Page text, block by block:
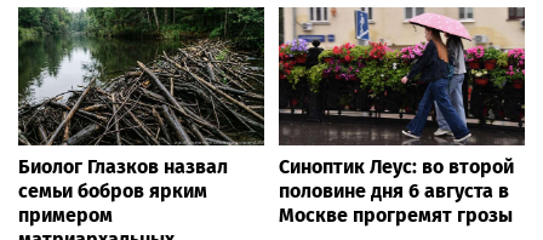
Биолог Глазков назвал
семьи бобров ярким
примером
Синоптик Леус: во второй
половине дня 6 августа в
Москве прогремят грозы